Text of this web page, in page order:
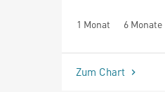
1 Monat 6 Monate
seit Beginn
Zum Chart